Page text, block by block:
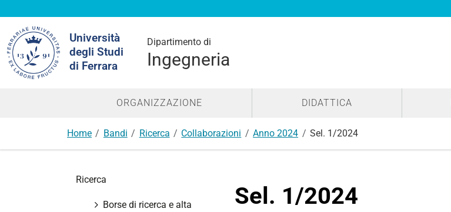
Università
degli Studi
di Ferrara
Dipartimento di
Ingegneria
nel
sito
ORGANIZZAZIONE DIDATTICA
Home Bandi Ricerca Collaborazioni Anno 2024 Sel. 1/2024
Sel. 1/2024
Ricerca
Borse di ricerca e alta